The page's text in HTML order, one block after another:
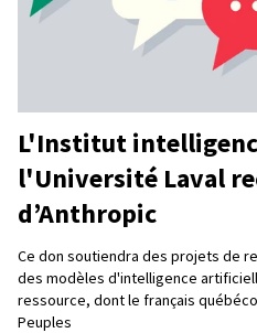
L'Institut
l'Université Laval
d’Anthropic
Ce don soutiendra des projets de
des modèles d'intelligence
ressource, dont le français
Peuples